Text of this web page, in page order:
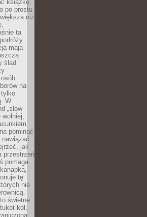
książkę,
po prostu
niż
ta
mają
ślad
na
tylko
W
„slow
wolniej,
pominąć
nawiązać
jak
przestrzeń
pomaga
tę
nie
świetne
kół,